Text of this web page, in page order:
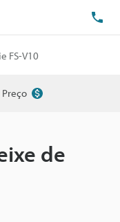
FS-V10
Preço
de